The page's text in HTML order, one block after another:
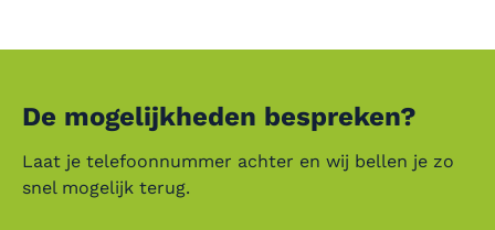
De mogelijkheden bespreken?
Laat je telefoonnummer achter en wij bellen je zo
snel mogelijk terug.